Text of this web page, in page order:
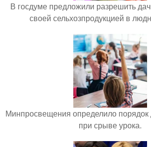
В госдуме предложили разрешить
своей сельхозпродукцией в
Минпросвещения определило порядок
при срыве урока.